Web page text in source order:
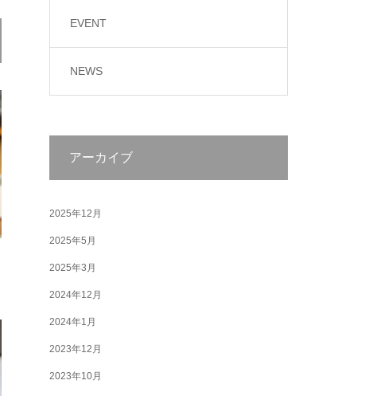
EVENT
NEWS
アーカイブ
2025年12月
2025年5月
2025年3月
2024年12月
2024年1月
2023年12月
2023年10月